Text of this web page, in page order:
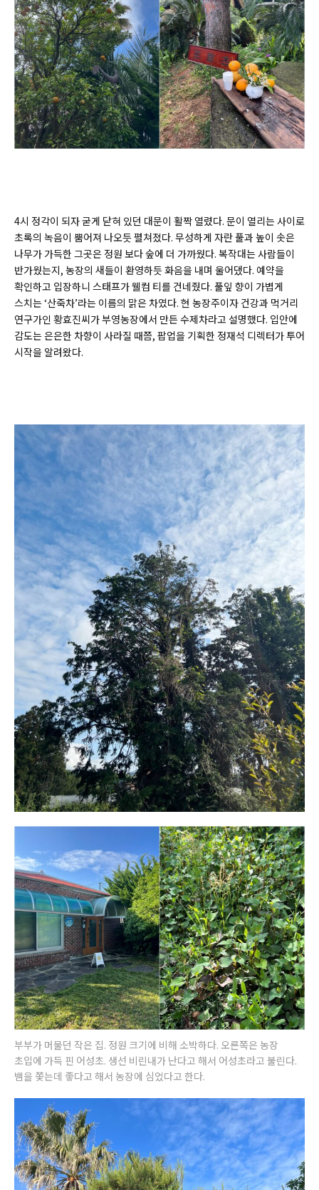
4시 정각이 되자 굳게 닫혀 있던 대문이 활짝 열렸다. 문이 열리는 사이로
초록의 녹음이 뿜어져 나오듯 펼쳐졌다. 무성하게 자란 풀과 높이 솟은
나무가 가득한 그곳은 정원 보다 숲에 더 가까웠다. 복작대는 사람들이
반가웠는지, 농장의 새들이 환영하듯 화음을 내며 울어댔다. 예약을
확인하고 입장하니 스태프가 웰컴 티를 건네줬다. 풀잎 향이 가볍게
스치는 ‘산죽차’라는 이름의 맑은 차였다. 현 농장주이자 건강과 먹거리
연구가인 황효진씨가 부영농장에서 만든 수제차라고 설명했다. 입안에
감도는 은은한 차향이 사라질 때쯤, 팝업을 기획한 정재석 디렉터가 투어
시작을 알려왔다.
부부가 머물던 작은 집. 정원 크기에 비해 소박하다. 오른쪽은 농장
초입에 가득 핀 어성초. 생선 비린내가 난다고 해서 어성초라고 불린다.
뱀을 쫓는데 좋다고 해서 농장에 심었다고 한다.